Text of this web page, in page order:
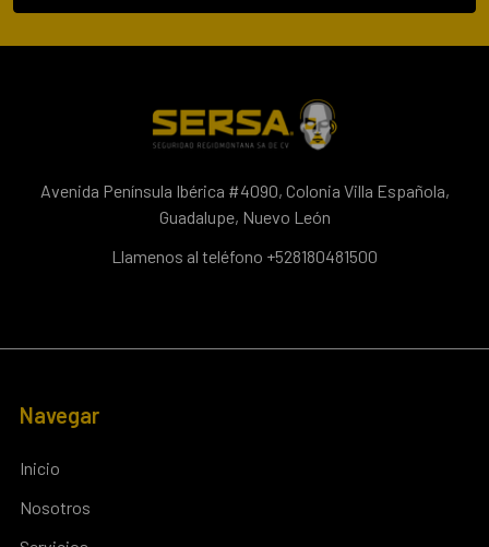
Avenida Península Ibérica #4090, Colonia Villa Española,
Guadalupe, Nuevo León
Llamenos al teléfono +528180481500
Navegar
Inicio
Nosotros